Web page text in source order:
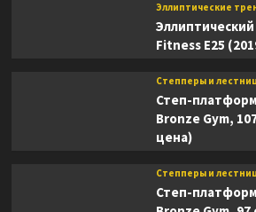
Эллиптические
Fitness E25
Степперы и
Степ-
Bronze Gym,
цена)
Степперы и
Степ-